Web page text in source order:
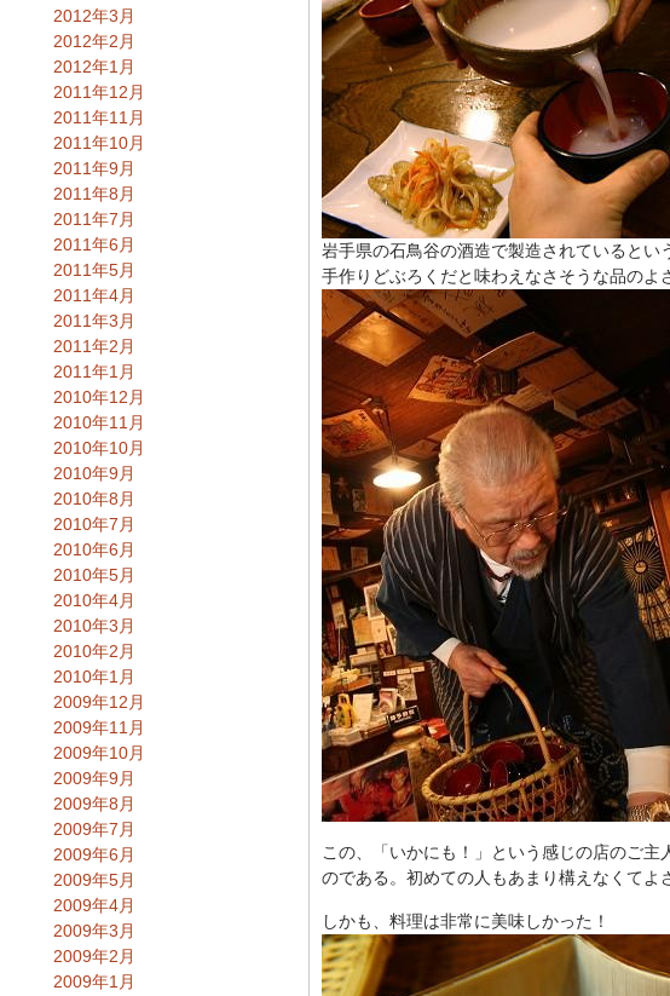
岩手県の石鳥谷の酒造で製造されているとい
手作りどぶろくだと味わえなさそうな品のよ
この、「いかにも！」という感じの店のご
のである。初めての人もあまり構えなくてよ
しかも、料理は非常に美味しかった！
2012年3月
2012年2月
2012年1月
2011年12月
2011年11月
2011年10月
2011年9月
2011年8月
2011年7月
2011年6月
2011年5月
2011年4月
2011年3月
2011年2月
2011年1月
2010年12月
2010年11月
2010年10月
2010年9月
2010年8月
2010年7月
2010年6月
2010年5月
2010年4月
2010年3月
2010年2月
2010年1月
2009年12月
2009年11月
2009年10月
2009年9月
2009年8月
2009年7月
2009年6月
2009年5月
2009年4月
2009年3月
2009年2月
2009年1月